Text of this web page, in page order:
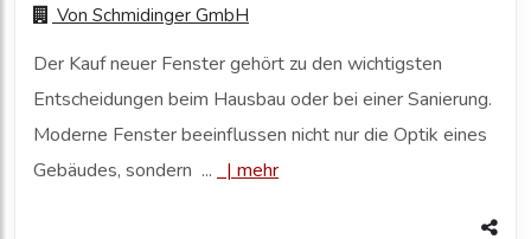
Von Schmidinger GmbH
Der Kauf neuer Fenster gehört zu den wichtigsten
Entscheidungen beim Hausbau oder bei einer Sanierung.
Moderne Fenster beeinflussen nicht nur die Optik eines
Gebäudes, sondern ...
| mehr